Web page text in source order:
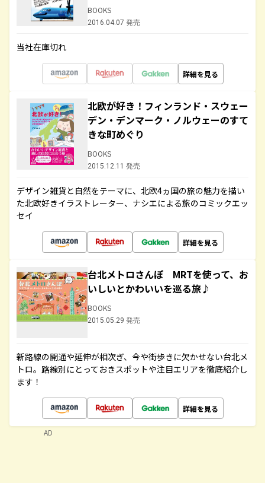
BOOKS
2016.04.07 発売
当社在庫切れ
詳細を見る
北欧が好き！フィンランド・スウェー
デン・デンマーク・ノルウェーのすて
きな町めぐり
BOOKS
2015.12.11 発売
デザイン雑貨と自然をテーマに、北欧4ヵ国の旅の魅力を描い
た北欧好きイラストレーター、ナシエによる旅のコミックエッ
セイ
詳細を見る
台北メトロさんぽ MRTを使って、お
いしいとかわいいを巡る旅♪
BOOKS
2015.05.29 発売
新路線の開通や延伸が相次ぎ、今や街歩きに欠かせない台北メ
トロ。路線別にとっておきスポットや注目エリアを徹底紹介し
ます！
詳細を見る
AD